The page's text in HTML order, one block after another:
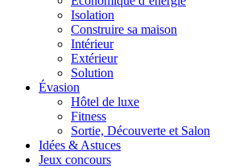
Isolation
Construire sa maison
Intérieur
Extérieur
Solution
Évasion
Hôtel de luxe
Fitness
Sortie, Découverte et Salon
Idées & Astuces
Jeux concours